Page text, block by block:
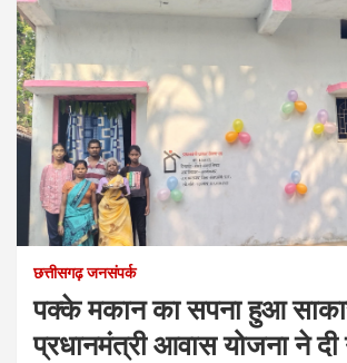
छत्तीसगढ़ जनसंपर्क
पक्के मकान का सपना हुआ
प्रधानमंत्री आवास योजना ने दी